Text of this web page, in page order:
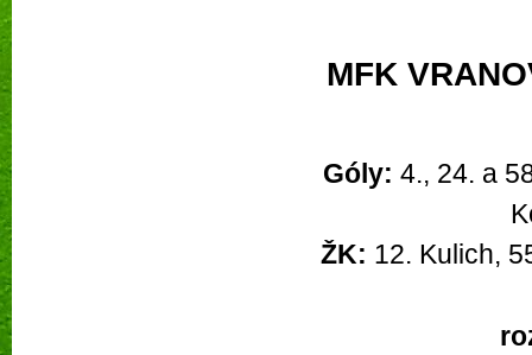
MFK
Góly: 4., 24. a
ŽK: 12. Kulich,